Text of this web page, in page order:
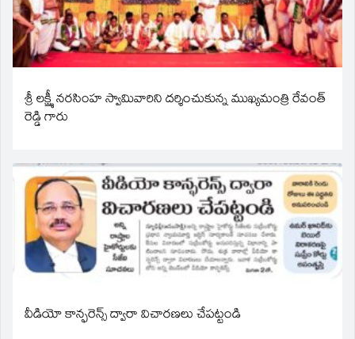
శ్రీ లక్ష్మీ నరసింహ స్వామివారిని దర్శించుకున్న ముఖ్యమంత్రి రేవంత్
రెడ్డి గారు
వీడియో కాన్ఫరెన్స్ ద్వారా విచారణలు చేపట్టండి